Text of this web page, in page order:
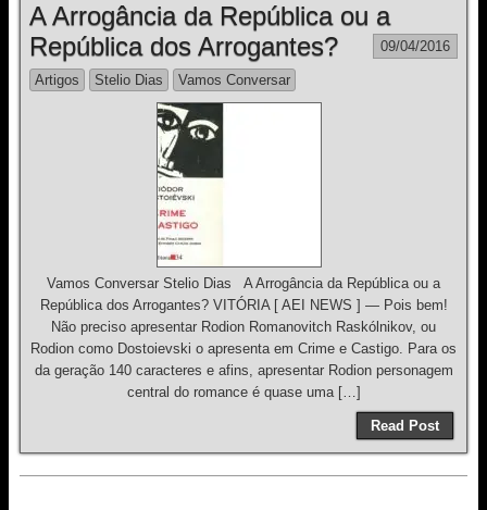
A Arrogância da República ou a
República dos Arrogantes?
09/04/2016
Artigos Stelio Dias Vamos Conversar
Vamos Conversar Stelio Dias A Arrogância da República ou a
República dos Arrogantes? VITÓRIA [ AEI NEWS ] — Pois bem!
Não preciso apresentar Rodion Romanovitch Raskólnikov, ou
Rodion como Dostoievski o apresenta em Crime e Castigo. Para os
da geração 140 caracteres e afins, apresentar Rodion personagem
central do romance é quase uma […]
Read Post